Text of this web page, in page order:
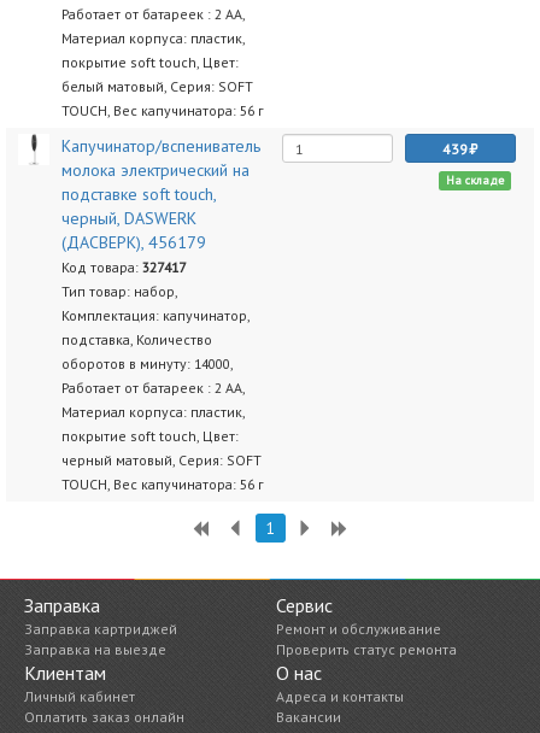
Работает от батареек : 2 AA,
Материал корпуса: пластик,
покрытие soft touch, Цвет:
белый матовый, Серия: SOFT
TOUCH, Вес капучинатора: 56 г
Капучинатор/вспениватель
молока электрический на
подставке soft touch,
черный, DASWERK
(ДАСВЕРК), 456179
Код товара: 327417
Тип товар: набор,
Комплектация: капучинатор,
подставка, Количество
оборотов в минуту: 14000,
Работает от батареек : 2 AA,
Материал корпуса: пластик,
покрытие soft touch, Цвет:
черный матовый, Серия: SOFT
TOUCH, Вес капучинатора: 56 г
439
На складе
1
Заправка
Заправка картриджей
Заправка на выезде
Сервис
Ремонт и обслуживание
Проверить статус ремонта
Клиентам
Личный кабинет
Оплатить заказ онлайн
О нас
Адреса и контакты
Вакансии